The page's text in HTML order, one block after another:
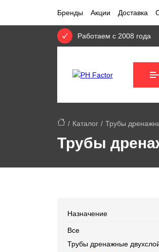
Бренды Акции Доставка
Работаем с 2008 года
Каталог Трубы
Трубы
Назначение
Все
Трубы дренажные